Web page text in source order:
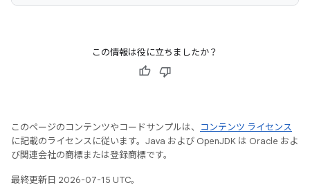
この情報は役に立ちましたか？
このページのコンテンツやコードサンプルは、
コンテンツ ライセンス
に記載のライセンスに従います。Java および OpenJDK は Oracle およ
び関連会社の商標または登録商標です。
最終更新日 2026-07-15 UTC。